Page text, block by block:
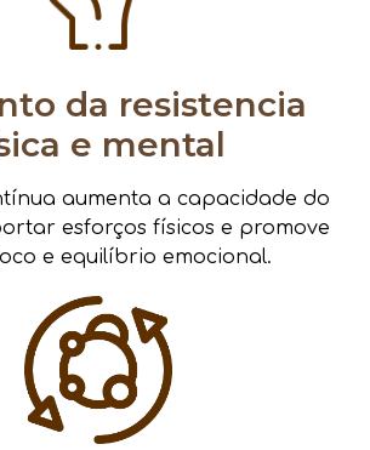
da resistencia
e mental
aumenta a capacidade do
esforços físicos e promove
e equilíbrio emocional.